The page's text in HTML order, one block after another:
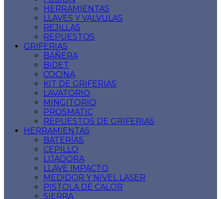
HERRAMIENTAS
LLAVES Y VALVULAS
REJILLAS
REPUESTOS
GRIFERIAS
BAÑERA
BIDET
COCINA
KIT DE GRIFERIAS
LAVATORIO
MINGITORIO
PROSMATIC
REPUESTOS DE GRIFERIAS
HERRAMIENTAS
BATERÍAS
CEPILLO
LIJADORA
LLAVE IMPACTO
MEDIDOR Y NIVEL LASER
PISTOLA DE CALOR
SIERRA